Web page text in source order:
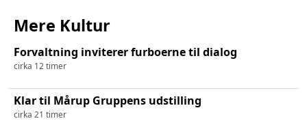
Mere Kultur
Forvaltning inviterer furboerne til dialog
cirka 12 timer
Klar til Mårup Gruppens udstilling
cirka 21 timer